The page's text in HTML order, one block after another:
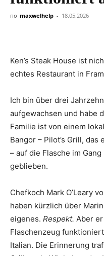
по maxwelhelp - 18.05.2026
Ken’s Steak House ist
echtes Restaurant in
Ich bin über drei
aufgewachsen und habe
Familie ist von einem
Bangor – Pilot’s Grill,
– auf die Flasche im
geblieben.
Chefkoch Mark O’Leary
haben kürzlich über
eigenes. Respekt. Aber
Flaschenzeug
Italian. Die Erinnerung